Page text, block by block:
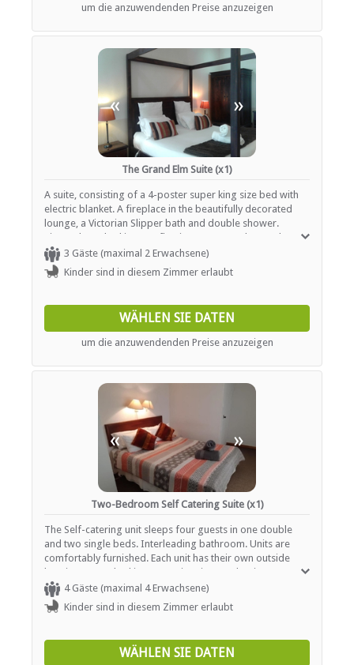
um die anzuwendenden Preise anzuzeigen
« »
The Grand Elm Suite (x1)
A suite, consisting of a 4-poster super king size bed with
electric blanket. A fireplace in the beautifully decorated
lounge, a Victorian Slipper bath and double shower.
Situated overlooking our flowing stream and natural
forest. Rooms are serviced daily and offer tea / coffee
station as well as heaters or fireplaces.
3 Gäste (maximal 2 Erwachsene)
Kinder sind in diesem Zimmer erlaubt
WÄHLEN SIE DATEN
um die anzuwendenden Preise anzuzeigen
« »
Two-Bedroom Self Catering Suite (x1)
The Self-catering unit sleeps four guests in one double
and two single beds. Interleading bathroom. Units are
comfortably furnished. Each unit has their own outside
braai area overlooking our swimming pool. Bring own
swimming towels. Rooms are serviced daily and offer tea /
coffee station as well as heaters or fireplaces.
4 Gäste (maximal 4 Erwachsene)
Kinder sind in diesem Zimmer erlaubt
WÄHLEN SIE DATEN